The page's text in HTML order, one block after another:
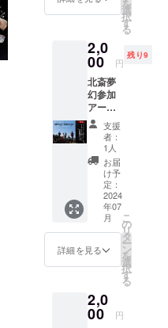
月18日
午前9時
ご支援
された
方につ
いて
は、8月
に開催
予定の
アフ
ターイ
ベント
におけ
るチェ
キ券を
お送り
しま
了承く
ださ
フォト
カード
に同梱
してお
届けい
たしま
す
カード
へ芳賀
さんの
サイン
入りと
選べま
すの
で、選
択欄よ
りお選
びくだ
さい。
◆サイ
ズ◆
100mm
×148m
m ★ク
グ特典
として
会場で
は【北
幻・本
番まで
の歩
み】と
して裏
側を
追った
特典・
映像上
映や、
演出家/
吉祥
じゅん
による
トー
ク、出
演者に
みる舞
台衣装
や造形
を
選
択
す
る
2,0
00 円
残り9
北斎夢
幻参加
アー
ティス
トから
の特別
なリ
ターン
クラウ
ドファ
ンディ
ング限
定 【グ
ループ
シア
ター大
リー
ディン
グ公演
支援
者：
1人
お届
け予
定：
2024
年07
月
詳細を見る
こ
の
リ
タ
ー
ン
を
選
択
す
る
2,0
00 円